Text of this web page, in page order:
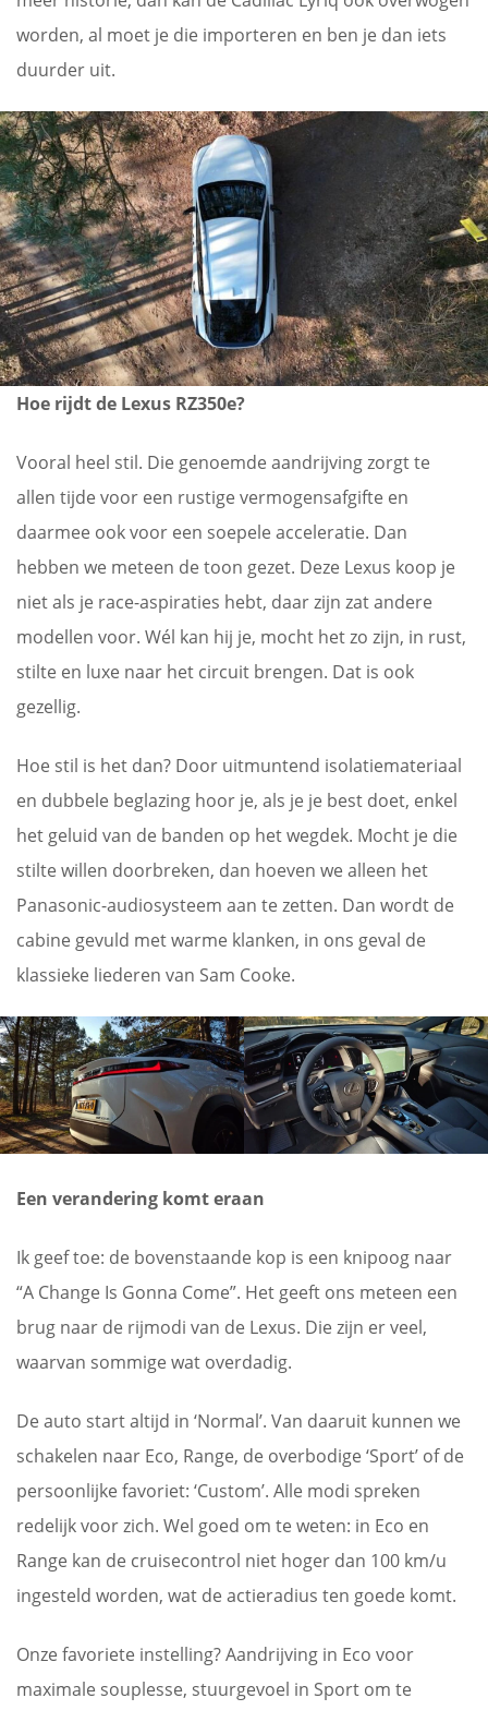
worden, al moet je die importeren en ben je dan iets
duurder uit.
Hoe rijdt de Lexus RZ350e?
Vooral heel stil. Die genoemde aandrijving zorgt te
allen tijde voor een rustige vermogensafgifte en
daarmee ook voor een soepele acceleratie. Dan
hebben we meteen de toon gezet. Deze Lexus koop je
niet als je race-aspiraties hebt, daar zijn zat andere
modellen voor. Wél kan hij je, mocht het zo zijn, in rust,
stilte en luxe naar het circuit brengen. Dat is ook
gezellig.
Hoe stil is het dan? Door uitmuntend isolatiemateriaal
en dubbele beglazing hoor je, als je je best doet, enkel
het geluid van de banden op het wegdek. Mocht je die
stilte willen doorbreken, dan hoeven we alleen het
Panasonic-audiosysteem aan te zetten. Dan wordt de
cabine gevuld met warme klanken, in ons geval de
klassieke liederen van Sam Cooke.
Een verandering komt eraan
Ik geef toe: de bovenstaande kop is een knipoog naar
“A Change Is Gonna Come”. Het geeft ons meteen een
brug naar de rijmodi van de Lexus. Die zijn er veel,
waarvan sommige wat overdadig.
De auto start altijd in ‘Normal’. Van daaruit kunnen we
schakelen naar Eco, Range, de overbodige ‘Sport’ of de
persoonlijke favoriet: ‘Custom’. Alle modi spreken
redelijk voor zich. Wel goed om te weten: in Eco en
Range kan de cruisecontrol niet hoger dan 100 km/u
ingesteld worden, wat de actieradius ten goede komt.
Onze favoriete instelling? Aandrijving in Eco voor
maximale souplesse, stuurgevoel in Sport om te